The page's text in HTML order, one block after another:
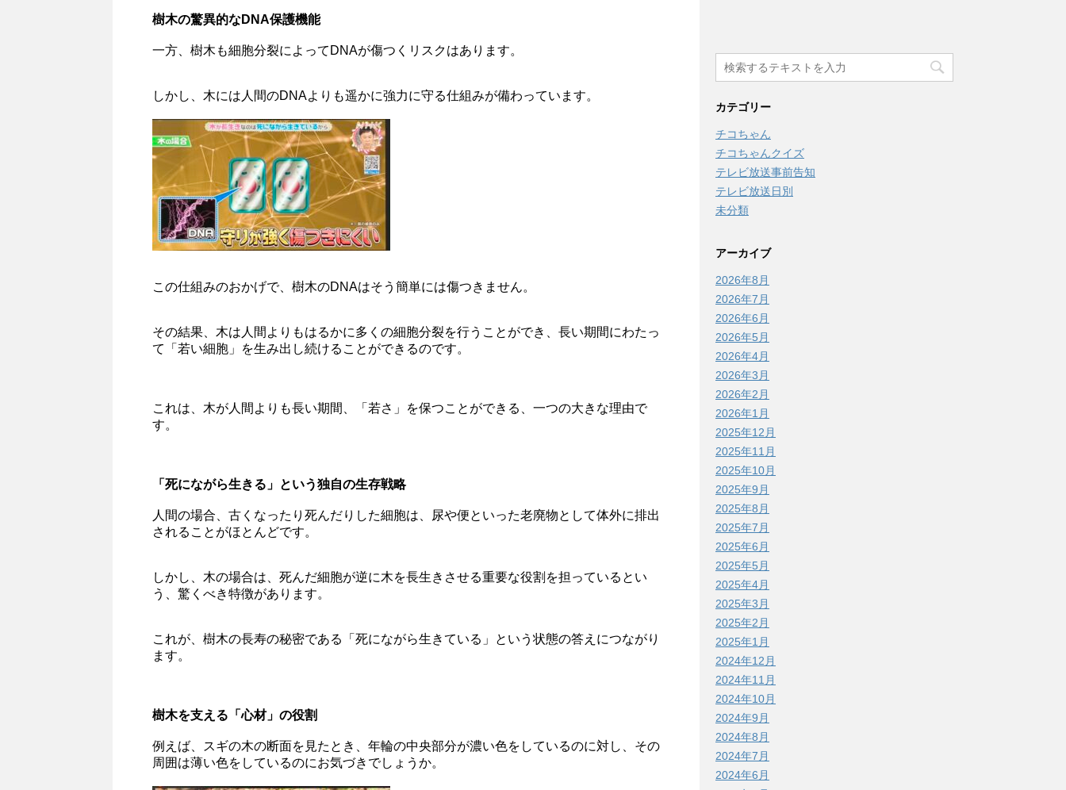
樹木の驚異的なDNA保護機能
一方、樹木も細胞分裂によってDNAが傷つくリスクはあります。
しかし、木には人間のDNAよりも遥かに強力に守る仕組みが備わっています。
この仕組みのおかげで、樹木のDNAはそう簡単には傷つきません。
その結果、木は人間よりもはるかに多くの細胞分裂を行うことができ、長い期間にわたっ
て「若い細胞」を生み出し続けることができるのです。
これは、木が人間よりも長い期間、「若さ」を保つことができる、一つの大きな理由で
す。
「死にながら生きる」という独自の生存戦略
人間の場合、古くなったり死んだりした細胞は、尿や便といった老廃物として体外に排出
されることがほとんどです。
しかし、木の場合は、死んだ細胞が逆に木を長生きさせる重要な役割を担っているとい
う、驚くべき特徴があります。
これが、樹木の長寿の秘密である「死にながら生きている」という状態の答えにつながり
ます。
樹木を支える「心材」の役割
例えば、スギの木の断面を見たとき、年輪の中央部分が濃い色をしているのに対し、その
周囲は薄い色をしているのにお気づきでしょうか。
カテゴリー
チコちゃん
チコちゃんクイズ
テレビ放送事前告知
テレビ放送日別
未分類
アーカイブ
2026年8月
2026年7月
2026年6月
2026年5月
2026年4月
2026年3月
2026年2月
2026年1月
2025年12月
2025年11月
2025年10月
2025年9月
2025年8月
2025年7月
2025年6月
2025年5月
2025年4月
2025年3月
2025年2月
2025年1月
2024年12月
2024年11月
2024年10月
2024年9月
2024年8月
2024年7月
2024年6月